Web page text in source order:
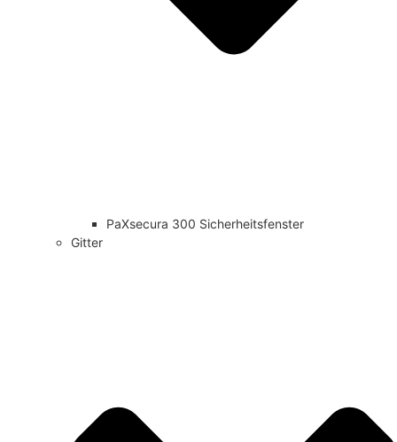
PaXsecura 300 Sicherheitsfenster
Gitter